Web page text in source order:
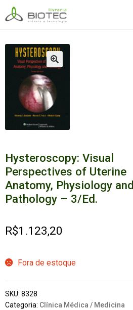
Pular
para
navegação
Pular
para
o
conteúdo
🔍
Hysteroscopy: Visual
Perspectives of Uterine
Anatomy, Physiology and
Pathology – 3/Ed.
R$1.123,20
Fora de estoque
SKU: 8328
Categoria: Clínica Médica / Medicina